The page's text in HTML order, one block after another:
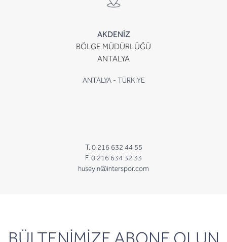
AKDENİZ
BÖLGE MÜDÜRLÜĞÜ
ANTALYA
ANTALYA - TÜRKİYE
T. 0 216 632 44 55
F. 0 216 634 32 33
huseyin@interspor.com
newsletter